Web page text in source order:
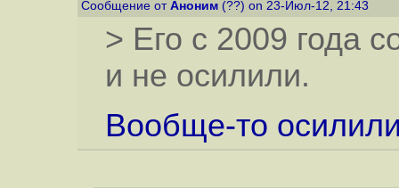
Сообщение от Аноним (??) on 23-Июл-12, 21:43
> Его с 2009 года
и не осилили.
Вообще-то